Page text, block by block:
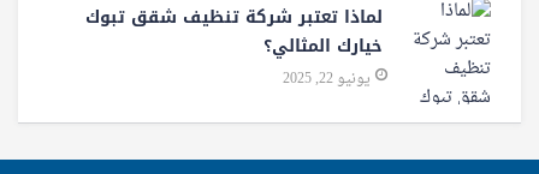
لماذا تعتبر شركة تنظيف شقق تبوك
خيارك المثالي؟
يونيو 22, 2025